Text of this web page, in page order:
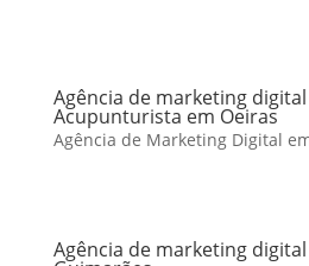
Agência de marketing
Acupunturista em Oeiras
Agência de Marketing Digital
Agência de marketing